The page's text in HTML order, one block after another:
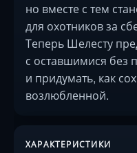
но вместе с тем
для охотников за
Теперь Шелесту
с оставшимися без
и придумать, как
возлюбленной.
ХАРАКТЕРИСТИКИ